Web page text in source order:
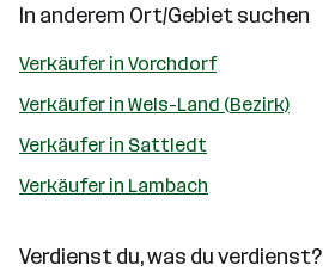
In anderem Ort/Gebiet suchen
Verkäufer in Vorchdorf
Verkäufer in Wels-Land (Bezirk)
Verkäufer in Sattledt
Verkäufer in Lambach
Verdienst du, was du verdienst?